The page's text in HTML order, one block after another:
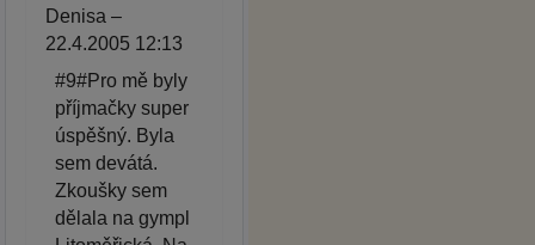
Denisa –
22.4.2005 12:13
#9#Pro mě byly
příjmačky super
úspěšný. Byla
sem devátá.
Zkoušky sem
dělala na gympl